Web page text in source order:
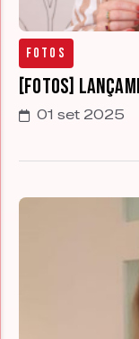
Fotos
[FOTOS]
01 set 2025